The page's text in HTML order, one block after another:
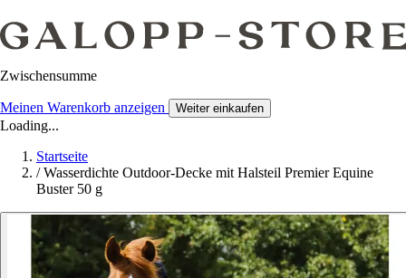
Zwischensumme
Meinen Warenkorb anzeigen Weiter einkaufen
Loading...
Startseite
/ Wasserdichte Outdoor-Decke mit Halsteil Premier Equine
Buster 50 g